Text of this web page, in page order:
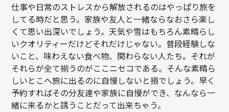
仕事や日常のストレスから解放されるのはやっぱり旅を
してる時だと思う。家族や友人と一緒ならなおさら楽し
くて思い出深いでしょう。天気や雪はもちろん素晴らし
いクオリティーだけどそれだけじゃない。普段経験しな
いこと、味わえない食べ物、関わらない人たち。それが
それらが全て揃うのがここニセコである。そんな素晴ら
しいとこへ旅に出るのに自慢しないと損でしょう。早く
予約すればその分友達や家族に自慢ができ、なんなら一
緒に来るかと誘うことだって出来ちゃう。